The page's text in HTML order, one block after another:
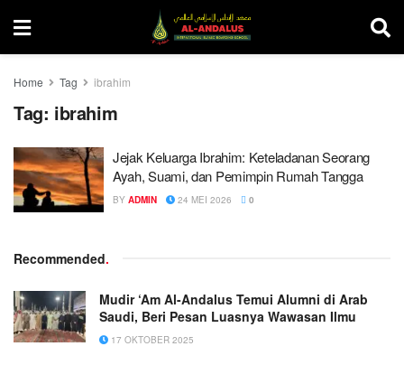
Home Tag ibrahim
Tag: ibrahim
Jejak Keluarga Ibrahim: Keteladanan Seorang
Ayah, Suami, dan Pemimpin Rumah Tangga
BY ADMIN 24 MEI 2026 0
Recommended.
Mudir ‘Am Al-Andalus Temui Alumni di Arab
Saudi, Beri Pesan Luasnya Wawasan Ilmu
17 OKTOBER 2025